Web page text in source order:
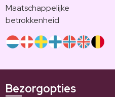
Maatschappelijke
betrokkenheid
Bezorgopties